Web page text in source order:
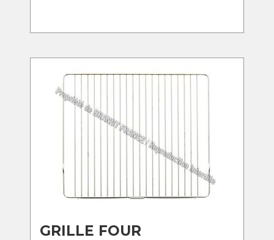
GRILLE FOUR